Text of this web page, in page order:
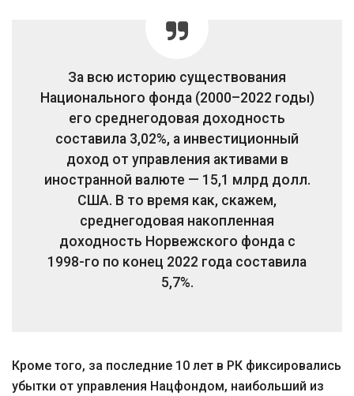
За всю историю существования
Национального фонда (2000–2022 годы)
его среднегодовая доходность
составила 3,02%, а инвестиционный
доход от управления активами в
иностранной валюте — 15,1 млрд долл.
США. В то время как, скажем,
среднегодовая накопленная
доходность Норвежского фонда с
1998-го по конец 2022 года составила
5,7%.
Кроме того, за последние 10 лет в РК фиксировались
убытки от управления Нацфондом, наибольший из